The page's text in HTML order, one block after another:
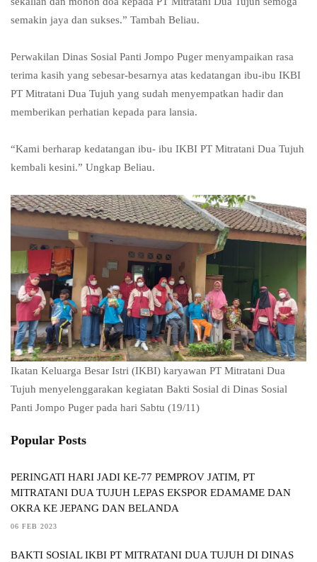
semakin jaya dan sukses.” Tambah Beliau.
Perwakilan Dinas Sosial Panti Jompo Puger menyampaikan rasa
terima kasih yang sebesar-besarnya atas kedatangan ibu-ibu IKBI
PT Mitratani Dua Tujuh yang sudah menyempatkan hadir dan
memberikan perhatian kepada para lansia.
“Kami berharap kedatangan ibu- ibu IKBI PT Mitratani Dua Tujuh
kembali kesini.” Ungkap Beliau.
Ikatan Keluarga Besar Istri (IKBI) karyawan PT Mitratani Dua
Tujuh menyelenggarakan kegiatan Bakti Sosial di Dinas Sosial
Panti Jompo Puger pada hari Sabtu (19/11)
Popular Posts
PERINGATI HARI JADI KE-77 PEMPROV JATIM, PT
MITRATANI DUA TUJUH LEPAS EKSPOR EDAMAME DAN
OKRA KE JEPANG DAN BELANDA
06 FEB 2023
BAKTI SOSIAL IKBI PT MITRATANI DUA TUJUH DI DINAS